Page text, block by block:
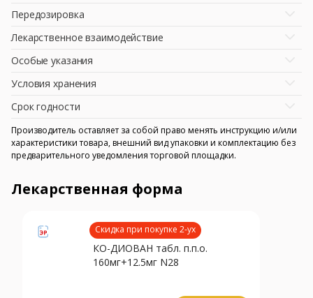
Передозировка
Лекарственное взаимодействие
Особые указания
Условия хранения
Срок годности
Производитель оставляет за собой право менять инструкцию и/или
характеристики товара, внешний вид упаковки и комплектацию без
предварительного уведомления торговой площадки.
Лекарственная форма
Скидка при покупке 2-ух
КО-ДИОВАН табл. п.п.о.
160мг+12.5мг N28